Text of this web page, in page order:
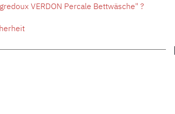
VERDON Percale Bettwäsche" ?